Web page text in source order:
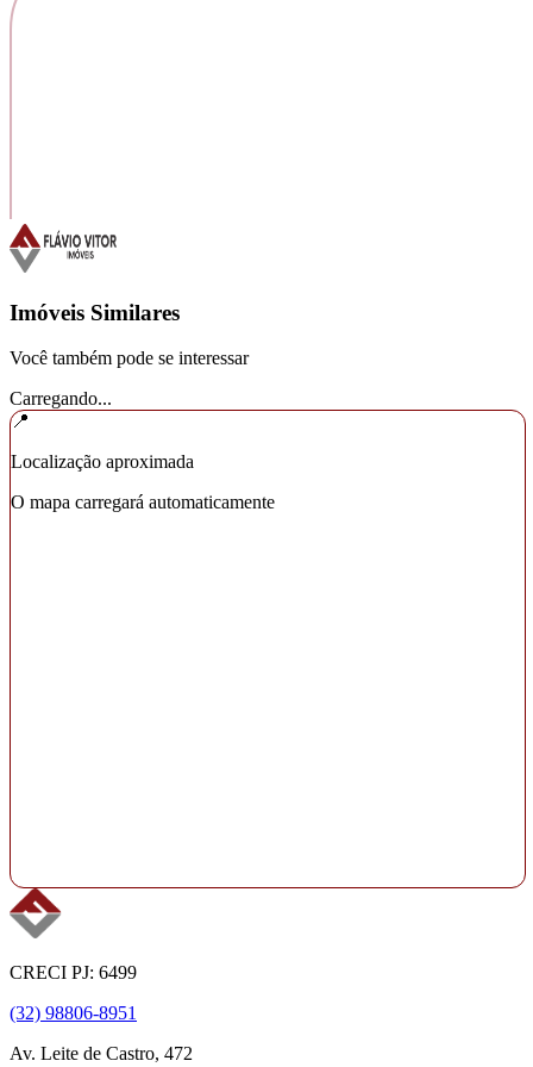
Imóveis Similares
Você também pode se interessar
Carregando...
📍
Localização aproximada
O mapa carregará automaticamente
CRECI PJ: 6499
(32) 98806-8951
Av. Leite de Castro, 472